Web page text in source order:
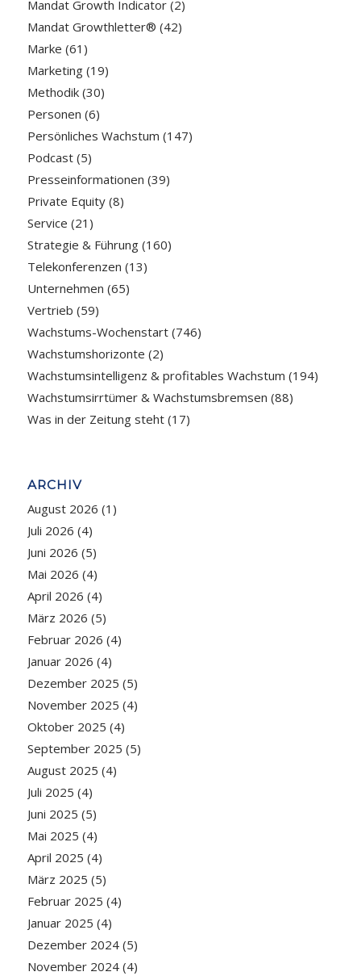
Mandat Growth Indicator(2)
Mandat Growthletter® (42)
Marke (61)
Marketing(19)
Methodik(30)
Personen (6)
Persönliches Wachstum (147)
Podcast(5)
Presseinformationen (39)
Private Equity(8)
Service (21)
Strategie & Führung(160)
Telekonferenzen (13)
Unternehmen (65)
Vertrieb (59)
Wachstums-Wochenstart(746)
Wachstumshorizonte (2)
Wachstumsintelligenz & profitables Wachstum (194)
Wachstumsirrtümer & Wachstumsbremsen (88)
Was in der Zeitung steht(17)
ARCHIV
August 2026 (1)
Juli 2026 (4)
Juni 2026 (5)
Mai 2026 (4)
April 2026 (4)
März 2026 (5)
Februar 2026 (4)
Januar 2026 (4)
Dezember 2025 (5)
November 2025 (4)
Oktober 2025 (4)
September 2025 (5)
August 2025 (4)
Juli 2025 (4)
Juni 2025 (5)
Mai 2025 (4)
April 2025 (4)
März 2025 (5)
Februar 2025 (4)
Januar 2025 (4)
Dezember 2024(5)
November 2024(4)